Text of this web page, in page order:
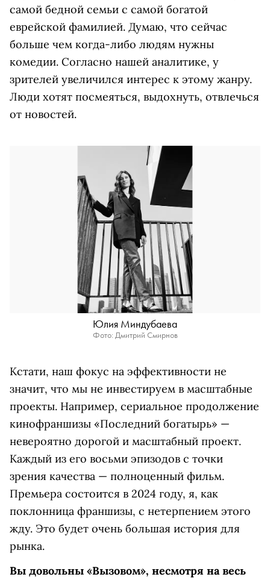
самой бедной семьи с самой богатой
еврейской фамилией. Думаю, что сейчас
больше чем когда-либо людям нужны
комедии. Согласно нашей аналитике, у
зрителей увеличился интерес к этому жанру.
Люди хотят посмеяться, выдохнуть, отвлечься
от новостей.
Юлия Миндубаева
Фото: Дмитрий Смирнов
Кстати, наш фокус на эффективности не
значит, что мы не инвестируем в масштабные
проекты. Например, сериальное продолжение
кинофраншизы «Последний богатырь» —
невероятно дорогой и масштабный проект.
Каждый из его восьми эпизодов с точки
зрения качества — полноценный фильм.
Премьера состоится в 2024 году, я, как
поклонница франшизы, с нетерпением этого
жду. Это будет очень большая история для
рынка.
Вы довольны «Вызовом», несмотря на весь